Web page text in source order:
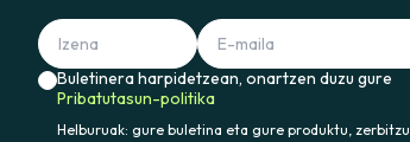
Buletinera harpidetzean, onartzen duzu gure
Pribatutasun-politika
Helburuak: gure buletina eta gure produktu, zerbitzu